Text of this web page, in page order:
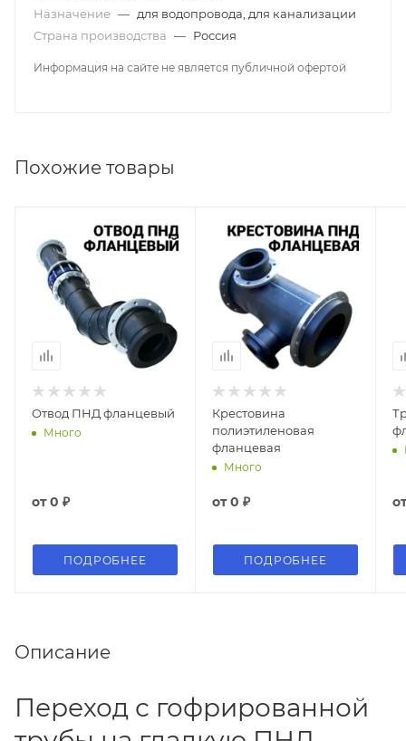
Назначение — для водопровода, для канализации
Страна производства — Россия
Информация на сайте не является публичной офертой
Похожие товары
Отвод ПНД фланцевый
Много
от0 ₽
ПОДРОБНЕЕ
Крестовина
полиэтиленовая
фланцевая
Много
от0 ₽
ПОДРОБНЕЕ
Описание
Переход с гофрированной